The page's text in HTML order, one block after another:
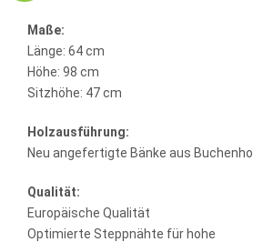
Maße:
Länge: 64 cm
Höhe: 98 cm
Sitzhöhe: 47 cm
Holzausführung:
Neu angefertigte Bänke aus
Qualität:
Europäische Qualität
Optimierte Steppnähte für hohe